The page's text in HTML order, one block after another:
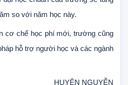
10 triệu đồng/năm học. Như vậy,
đại học chuẩn của trường sẽ tăng
so với năm học này.
cơ chế học phí mới, trường cũng
hỗ trợ người học và các ngành